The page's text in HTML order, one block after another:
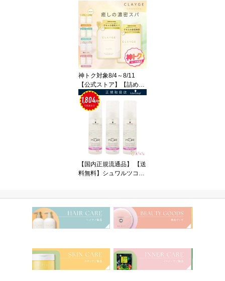
リートメント セット】
【ポンプ】各500ml CLA
YGE FS／SR／M／PS
ノンシリコン クレイ 泥
うねり くせ毛 地肌ケア
神トク対象8/4～8/11
【公式ストア】【詰め替
えセット】CLAYGE シャ
ンプー＆トリートメント
FS / SR / M / PS 各400ml
【4/8発売！新シリーズF
クレイ 泥 くせ毛 うねり
アロマ ムスク ラベンダ
ー カモミール ベルガモ
ット 送料無料
【国内正規流通品】 【送
料無料】シュワルツコフ
アトリートメント ヘアオ
イル 洗い流さないトリー
トメント オイル 美容室